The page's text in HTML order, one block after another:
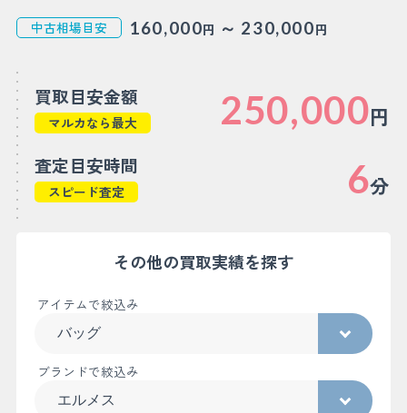
中古相場目安 160,000円 ～ 230,000円
買取目安金額
マルカなら最大 250,000円
査定目安時間
スピード査定 6分
その他の買取実績を探す
アイテムで絞込み
ブランドで絞込み